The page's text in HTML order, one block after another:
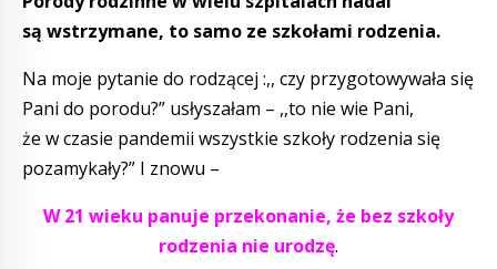
są wstrzymane, to samo ze szkołami rodzenia.
Na moje pytanie do rodzącej :,, czy przygotowywała się
Pani do porodu?” usłyszałam – ,,to nie wie Pani,
że w czasie pandemii wszystkie szkoły rodzenia się
pozamykały?” I znowu –
W 21 wieku panuje przekonanie, że bez szkoły
rodzenia nie urodzę.